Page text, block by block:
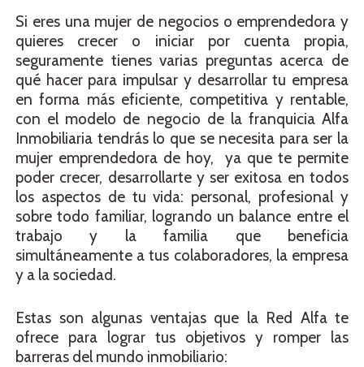
Si eres una mujer de negocios o emprendedora y
quieres crecer o iniciar por cuenta propia,
seguramente tienes varias preguntas acerca de
qué hacer para impulsar y desarrollar tu empresa
en forma más eficiente, competitiva y rentable,
con el modelo de negocio de la franquicia Alfa
Inmobiliaria tendrás lo que se necesita para ser la
mujer emprendedora de hoy, ya que te permite
poder crecer, desarrollarte y ser exitosa en todos
los aspectos de tu vida: personal, profesional y
sobre todo familiar, logrando un balance entre el
trabajo y la familia que beneficia
simultáneamente a tus colaboradores, la empresa
y a la sociedad.
Estas son algunas ventajas que la Red Alfa te
ofrece para lograr tus objetivos y romper las
barreras del mundo inmobiliario: